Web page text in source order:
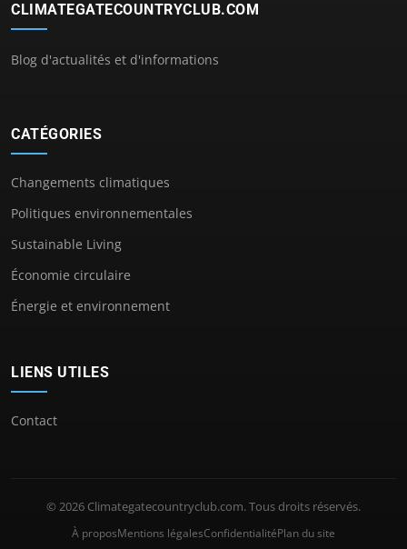
CLIMATEGATECOUNTRYCLUB.COM
Blog d'actualités et d'informations
CATÉGORIES
Changements climatiques
Politiques environnementales
Sustainable Living
Économie circulaire
Énergie et environnement
LIENS UTILES
Contact
© 2026 Climategatecountryclub.com. Tous droits réservés.
À proposMentions légalesConfidentialitéPlan du site